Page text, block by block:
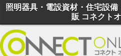
照明器具・電設資材・住宅設
販 コネクト